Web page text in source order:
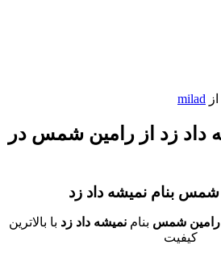
از milad
داد زد از رامین شمس در
شمس بنام نمیشه داد زد
رامین شمس بنام نمیشه داد زد با بالاترین
کیفیت